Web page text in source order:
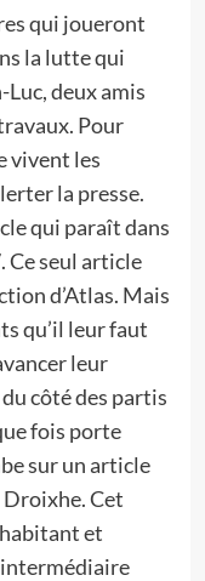
qui joueront
la lutte qui
Luc, deux amis
Pour
vivent les
la presse.
qui paraît dans
Ce seul article
d’Atlas. Mais
qu’il leur faut
leur
côté des partis
fois porte
sur un article
Cet
et